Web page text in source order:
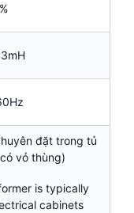
đặt trong tủ
vỏ thùng)
is typically
cabinets